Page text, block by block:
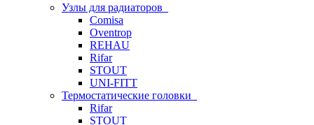
Узлы для радиаторов
Comisa
Oventrop
REHAU
Rifar
STOUT
UNI-FITT
Термостатические головки
Rifar
STOUT